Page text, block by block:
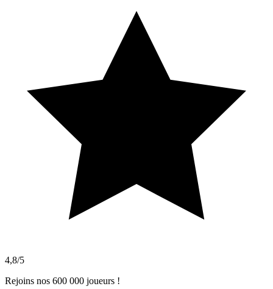
4,8/5
Rejoins nos 600 000 joueurs !